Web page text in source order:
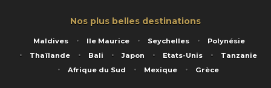
Nos plus belles destinations
Maldives Ile Maurice Seychelles
Polynésie
Thaïlande
Bali Japon Etats-Unis
Tanzanie
Afrique du Sud
Mexique Grèce